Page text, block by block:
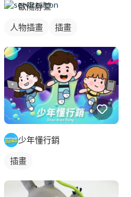
歐陽靜萱
人物插畫 插畫
少年懂行銷
插畫